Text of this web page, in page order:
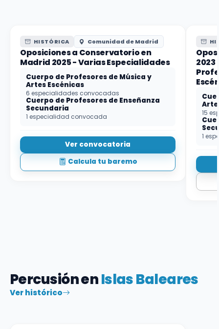
HISTÓRICA Comunidad de Madrid
Oposiciones a Conservatorio en
Madrid 2025 - Varias Especialidades
Cuerpo de Profesores de Música y
Artes Escénicas
6 especialidades convocadas
Cuerpo de Profesores de Enseñanza
Secundaria
1 especialidad convocada
Ver convocatoria
Calcula tu baremo
2023
15
1
Percusión enIslas Baleares
Ver histórico